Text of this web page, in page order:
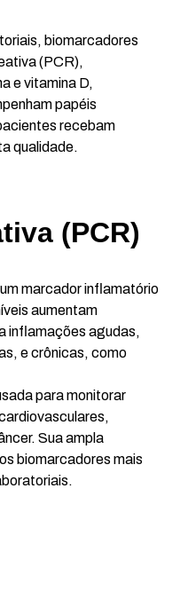
biomarcadores
(PCR),
e vitamina D,
papéis
recebam
qualidade.
(PCR)
marcador inflamatório
aumentam
inflamações agudas,
e crônicas, como
para monitorar
Sua ampla
biomarcadores mais